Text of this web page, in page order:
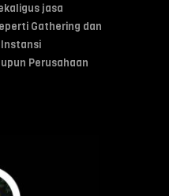
jasa
Gathering dan
Perusahaan